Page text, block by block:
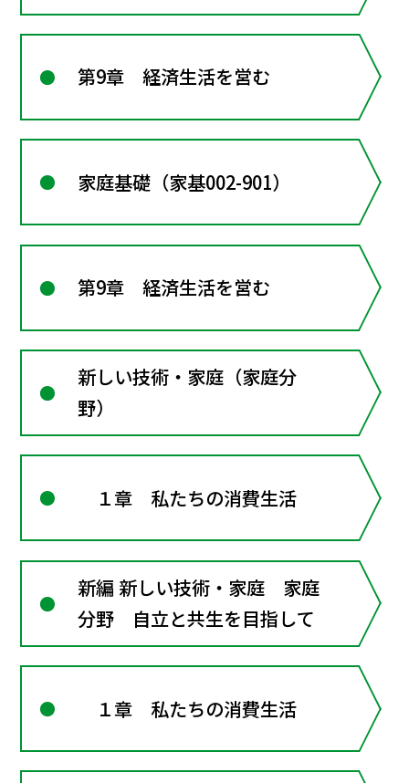
第9章 経済生活を営む
家庭基礎（家基002-901）
第9章 経済生活を営む
新しい技術・家庭（家庭分
野）
１章 私たちの消費生活
新編 新しい技術・家庭 家庭
分野 自立と共生を目指して
１章 私たちの消費生活